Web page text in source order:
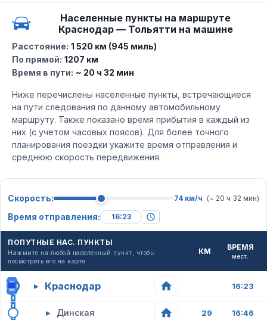
Населенные пункты на маршруте
Краснодар — Тольятти на машине
Расстояние: 1 520 км (945 миль)
По прямой: 1207 км
Время в пути: ~ 20 ч 32 мин
Ниже перечислены населенные пункты, встречающиеся
на пути следования по данному автомобильному
маршруту. Также показано время прибытия в каждый из
них (с учетом часовых поясов). Для более точного
планирования поездки укажите время отправления и
среднюю скорость передвижения.
Скорость: 74 км/ч (~ 20 ч 32 мин)
Время отправления:
ПОПУТНЫЕ НАС. ПУНКТЫ
Нажмите на любой населенный пункт, чтобы
посмотреть его на карте
КМ ВРЕМЯ
мест.
▸ Краснодар 16:23
▸ Динская 29 16:46